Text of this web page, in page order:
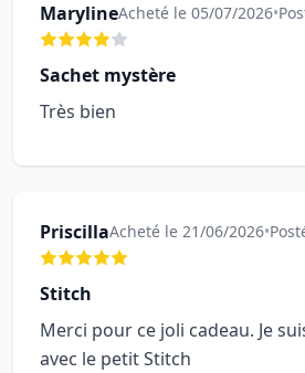
MarylineAcheté le 05/07/2026•
Sachet mystère
Très bien
PriscillaAcheté le 21/06/2026•
Stitch
Merci pour ce joli cadeau. Je
avec le petit Stitch